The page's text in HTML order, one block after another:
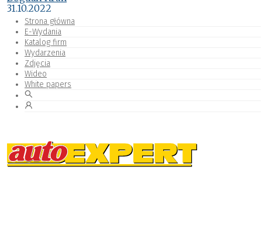
Strona główna
E-Wydania
Katalog firm
Wydarzenia
Zdjęcia
Wideo
White papers
31.10.2022